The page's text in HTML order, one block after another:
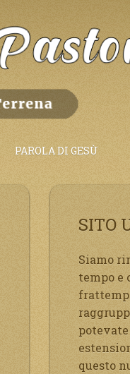
PAROLA DI GESÙ
SITO
Siamo
tempo e
questo